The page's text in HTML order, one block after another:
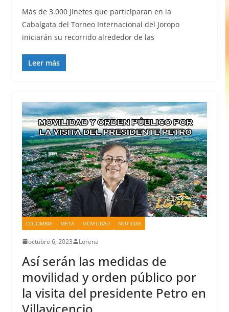
Más de 3.000 jinetes que participaran en la
Cabalgata del Torneo Internacional del Joropo
iniciarán su recorrido alrededor de las
Leer más
COLOMBIA META MOVILIDAD NOTICIAS
octubre 6, 2023 Lorena
Así serán las medidas de
movilidad y orden público por
la visita del presidente Petro en
Villavicencio